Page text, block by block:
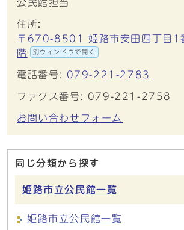
公民館担当
住所:
〒670-8501 姫路市安田四丁目1
階
別ウィンドウで開く
電話番号: 079-221-2783
ファクス番号: 079-221-2758
お問い合わせフォーム
同じ分類から探す
姫路市立公民館一覧
姫路市立公民館一覧